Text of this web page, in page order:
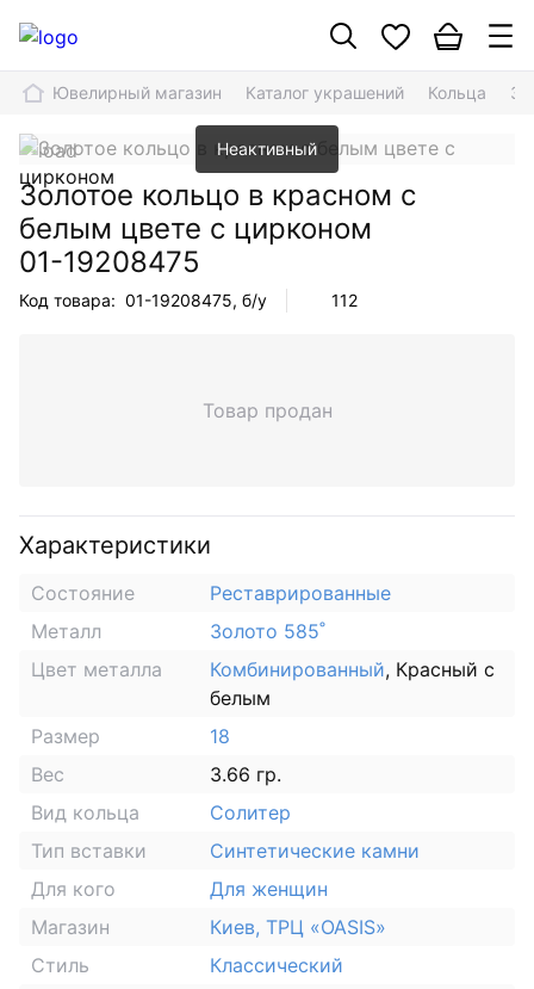
Ювелирный магазин Каталог украшений Кольца
Неактивный
Золотое кольцо в красном с
белым цвете с цирконом
01-19208475
Код товара: 01-19208475, б/у 112
Товар продан
Характеристики
Состояние
Реставрированные
Металл
Золото 585˚
Цвет металла
Комбинированный, Красный с
белым
Размер
18
Вес
3.66 гр.
Вид кольца
Солитер
Тип вставки
Синтетические камни
Для кого
Для женщин
Магазин
Киев, ТРЦ «OASIS»
Стиль
Классический